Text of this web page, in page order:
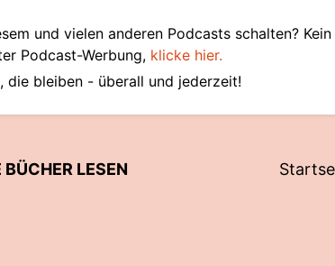
und vielen anderen Podcasts schalten? Kein
Podcast-Werbung, klicke hier.
die bleiben - überall und jederzeit!
LESEN